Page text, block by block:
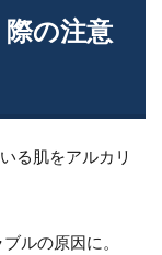
の注意
る肌をアルカリ
ルの原因に。